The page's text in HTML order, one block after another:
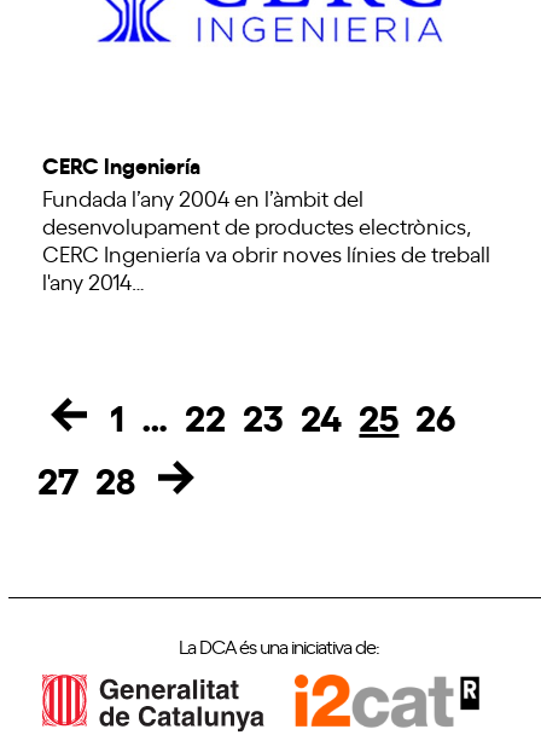
CERC Ingeniería
Fundada l’any 2004 en l’àmbit del
desenvolupament de productes electrònics,
CERC Ingeniería va obrir noves línies de treball
l'any 2014…
Page
1 … Page
22 Page
23 Page
24 Page
25 Page
26
Page
27 Page
28
La DCA és una iniciativa de: